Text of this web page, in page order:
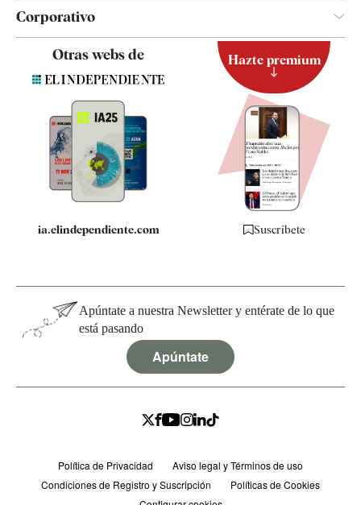
Corporativo
Quiénes somos
Especificaciones
Otras webs de
ia.elindependiente.com
Hazte premium
Suscríbete
Apúntate a nuestra Newsletter y entérate de lo que
está pasando
Apúntate
Política de Privacidad
Aviso legal y Términos de uso
Condiciones de Registro y Suscripción
Políticas de Cookies